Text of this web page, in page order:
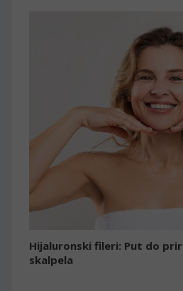
Hijaluronski fileri: Put do
skalpela